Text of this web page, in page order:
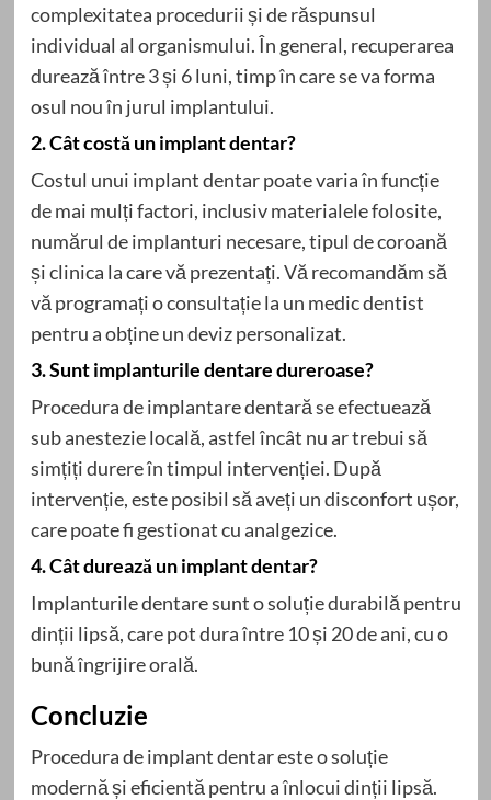
complexitatea procedurii și de răspunsul
individual al organismului. În general, recuperarea
durează între 3 și 6 luni, timp în care se va forma
osul nou în jurul implantului.
2. Cât costă un implant dentar?
Costul unui implant dentar poate varia în funcție
de mai mulți factori, inclusiv materialele folosite,
numărul de implanturi necesare, tipul de coroană
și clinica la care vă prezentați. Vă recomandăm să
vă programați o consultație la un medic dentist
pentru a obține un deviz personalizat.
3. Sunt implanturile dentare dureroase?
Procedura de implantare dentară se efectuează
sub anestezie locală, astfel încât nu ar trebui să
simțiți durere în timpul intervenției. După
intervenție, este posibil să aveți un disconfort ușor,
care poate fi gestionat cu analgezice.
4. Cât durează un implant dentar?
Implanturile dentare sunt o soluție durabilă pentru
dinții lipsă, care pot dura între 10 și 20 de ani, cu o
bună îngrijire orală.
Concluzie
Procedura de implant dentar este o soluție
modernă și eficientă pentru a înlocui dinții lipsă.